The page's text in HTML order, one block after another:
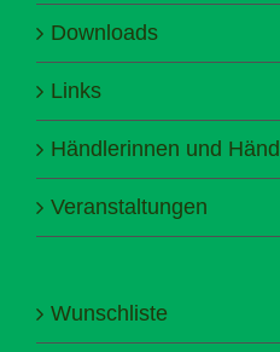
Downloads
Links
Händlerinnen und
Veranstaltungen
Wunschliste